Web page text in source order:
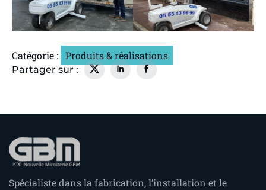
Catégorie : Produits & réalisations
Spécialiste dans la fabrication, l’installation et le